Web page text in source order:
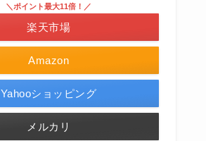
Amazon
＼ポイント最大11倍！／
楽天市場
Yahooショッピング
メルカリ